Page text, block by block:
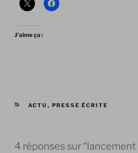
J’aime ça :
CATÉGORIES
ACTU , PRESSE ÉCRITE
4 réponses sur